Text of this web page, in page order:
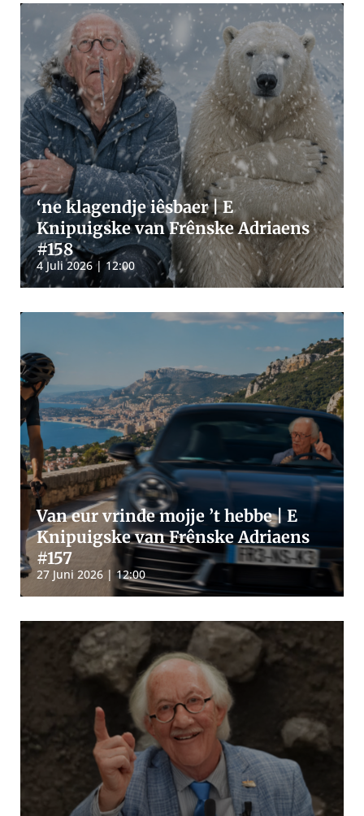
‘ne klagendje iêsbaer | E
Knipuigske van Frênske Adriaens
#158
4 Juli 2026 | 12:00
Van eur vrinde mojje ’t hebbe | E
Knipuigske van Frênske Adriaens
#157
27 Juni 2026 | 12:00